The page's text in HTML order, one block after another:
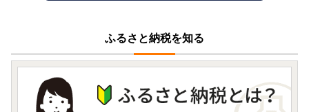
ふるさと納税を知る